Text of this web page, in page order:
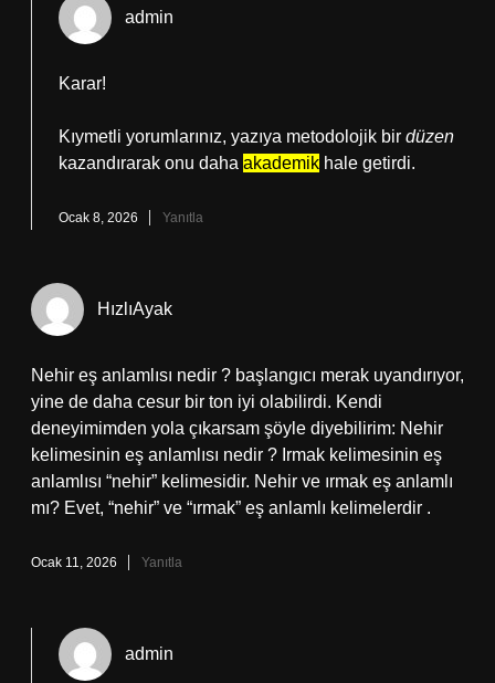
admin
Karar!
Kıymetli yorumlarınız, yazıya metodolojik bir düzen
kazandırarak onu daha akademik hale getirdi.
Ocak 8, 2026 Yanıtla
HızlıAyak
Nehir eş anlamlısı nedir ? başlangıcı merak uyandırıyor,
yine de daha cesur bir ton iyi olabilirdi. Kendi
deneyimimden yola çıkarsam şöyle diyebilirim: Nehir
kelimesinin eş anlamlısı nedir ? Irmak kelimesinin eş
anlamlısı “nehir” kelimesidir. Nehir ve ırmak eş anlamlı
mı? Evet, “nehir” ve “ırmak” eş anlamlı kelimelerdir .
Ocak 11, 2026 Yanıtla
admin